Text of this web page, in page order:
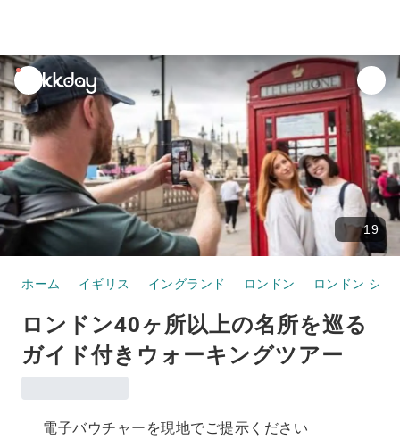
unread
notifications
19
ホーム イギリス イングランド ロンドン ロンドン シテ
ロンドン40ヶ所以上の名所を巡る
ガイド付きウォーキングツアー
電子バウチャーを現地でご提示ください